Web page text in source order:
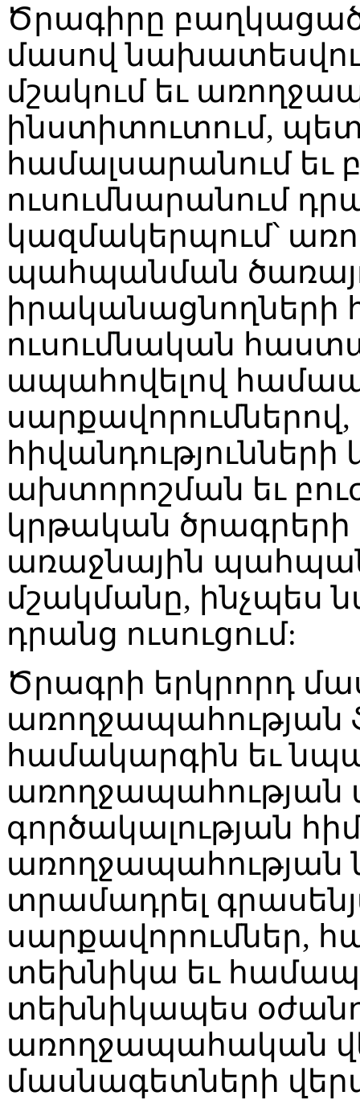
Ծրագիրը բաղկացած
մասով
մշակում եւ
ինստիտուտում,
համալսարանում եւ
ուսումնարանում
կազմակերպում՝
պահպանման
իրականացնողների
ուսումնական
ապահովելով
ախտորոշման եւ
կրթական ծրագրերի
առաջնային
մշակմանը, ինչպես
դրանց ուսուցում:
Ծրագրի երկրորդ
առողջապահության
համակարգին եւ
գործակալության
առողջապահության
տրամադրել
սարքավորումներ,
տեխնիկա եւ
տեխնիկապես
առողջապահական
մասնագետների